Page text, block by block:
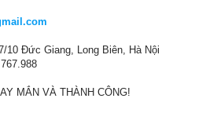
10 Đức Giang, Long Biên, Hà Nội
MẮN VÀ THÀNH CÔNG!